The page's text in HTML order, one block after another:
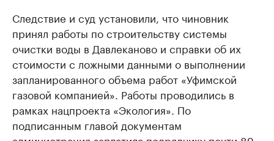
Следствие и суд установили, что чиновник
принял работы по строительству системы
очистки воды в Давлеканово и справки об их
стоимости с ложными данными о выполнении
запланированного объема работ «Уфимской
газовой компанией». Работы проводились в
рамках нацпроекта «Экология». По
подписанным главой документам